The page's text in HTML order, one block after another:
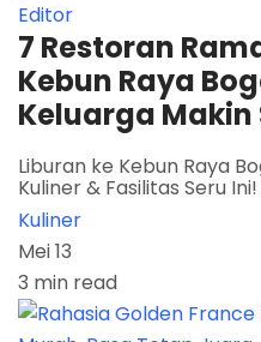
Editor
7 Restoran
Kebun Raya
Keluarga Makin
Liburan ke Kebun Raya
Kuliner & Fasilitas Seru
Kuliner
Mei 13
3 min read